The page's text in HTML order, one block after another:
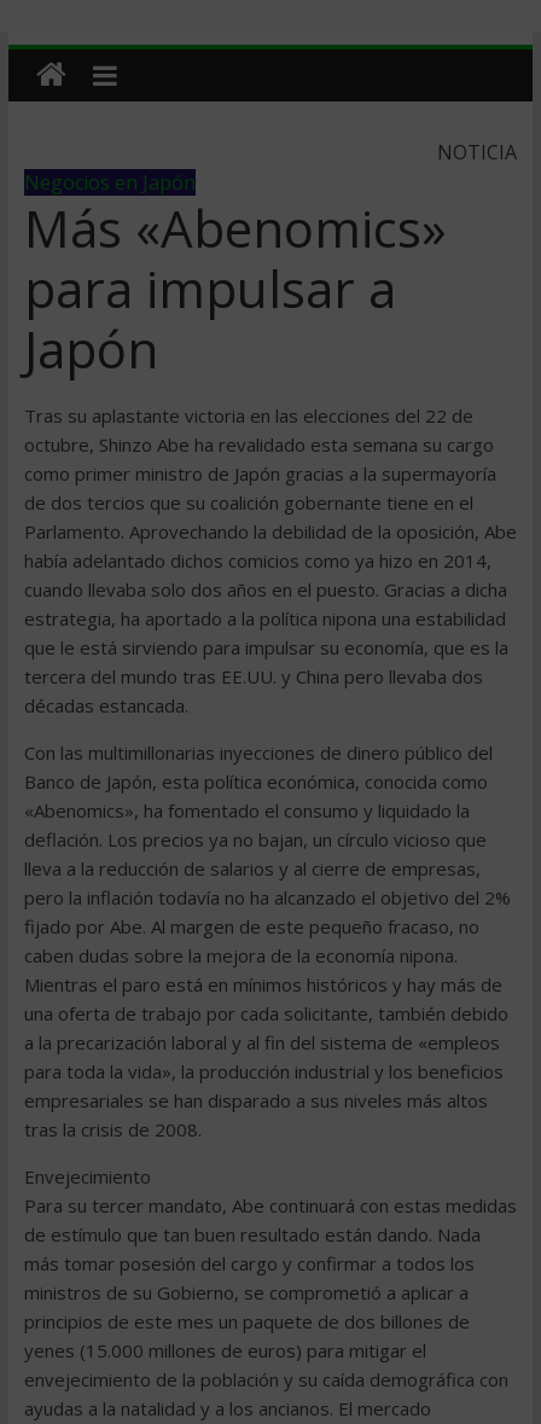
NOTICIA
Negocios en Japón
Más «Abenomics»
para impulsar a
Japón
Tras su aplastante victoria en las elecciones del 22 de
octubre, Shinzo Abe ha revalidado esta semana su cargo
como primer ministro de Japón gracias a la supermayoría
de dos tercios que su coalición gobernante tiene en el
Parlamento. Aprovechando la debilidad de la oposición, Abe
había adelantado dichos comicios como ya hizo en 2014,
cuando llevaba solo dos años en el puesto. Gracias a dicha
estrategia, ha aportado a la política nipona una estabilidad
que le está sirviendo para impulsar su economía, que es la
tercera del mundo tras EE.UU. y China pero llevaba dos
décadas estancada.
Con las multimillonarias inyecciones de dinero público del
Banco de Japón, esta política económica, conocida como
«Abenomics», ha fomentado el consumo y liquidado la
deflación. Los precios ya no bajan, un círculo vicioso que
lleva a la reducción de salarios y al cierre de empresas,
pero la inflación todavía no ha alcanzado el objetivo del 2%
fijado por Abe. Al margen de este pequeño fracaso, no
caben dudas sobre la mejora de la economía nipona.
Mientras el paro está en mínimos históricos y hay más de
una oferta de trabajo por cada solicitante, también debido
a la precarización laboral y al fin del sistema de «empleos
para toda la vida», la producción industrial y los beneficios
empresariales se han disparado a sus niveles más altos
tras la crisis de 2008.
Envejecimiento
Para su tercer mandato, Abe continuará con estas medidas
de estímulo que tan buen resultado están dando. Nada
más tomar posesión del cargo y confirmar a todos los
ministros de su Gobierno, se comprometió a aplicar a
principios de este mes un paquete de dos billones de
yenes (15.000 millones de euros) para mitigar el
envejecimiento de la población y su caída demográfica con
ayudas a la natalidad y a los ancianos. El mercado